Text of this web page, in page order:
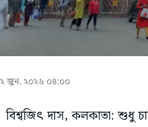
২ জুন, ২০২৬ ০৪:০০
বিশ্বজিৎ দাস, কলকাতা: শুধু